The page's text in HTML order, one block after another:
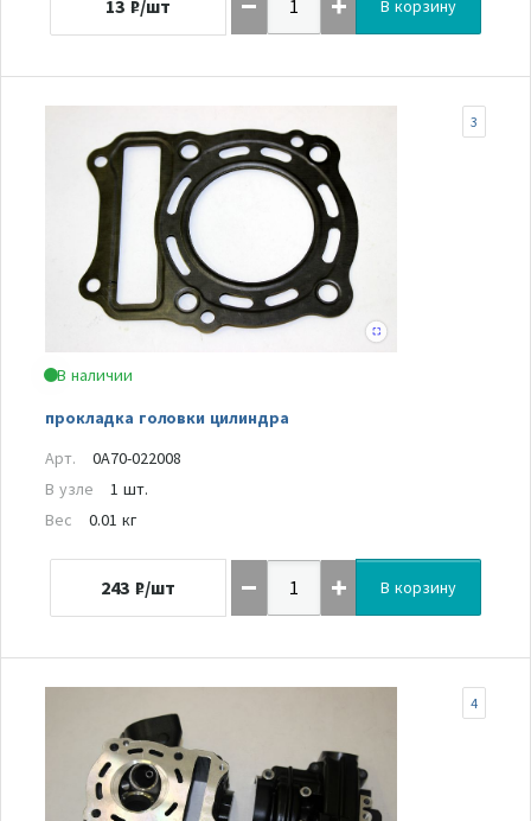
13 ₽/шт В корзину
В наличии
прокладка головки цилиндра
3
Арт.
0A70-022008
В узле
1 шт.
Вес
0.01 кг
243 ₽/шт В корзину
4